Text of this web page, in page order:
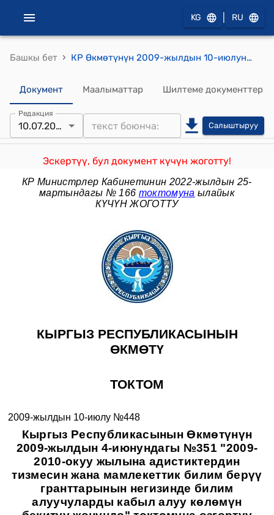
KG RU
Башкы бет › КР Өкмөтүнүн 2009-жылдын 10-июлундагы №448 "Кыргыз Республикасынын Өкмөтүнүн 2009-жылдын 4-июнундагы №351 "2009-2010-окуу жылына адистиктердин тизмесин жана мамлекеттик билим берүү гранттарынын негизинде билим алуучуларды кабыл алуу көлөмүн бекитүү жөнүндө" токтомуна өзгөртүү киргизүү тууралуу" токтому
Документ Маалыматтар Шилтеме документтер
Редакция
10.07.2009 Салыштыруу
Эскертүү, бул документ күчүн жоготту!